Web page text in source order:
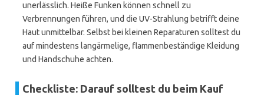
unerlässlich. Heiße Funken können schnell zu
Verbrennungen führen, und die UV-Strahlung betrifft deine
Haut unmittelbar. Selbst bei kleinen Reparaturen solltest du
auf mindestens langärmelige, flammenbeständige Kleidung
und Handschuhe achten.
Checkliste: Darauf solltest du beim Kauf